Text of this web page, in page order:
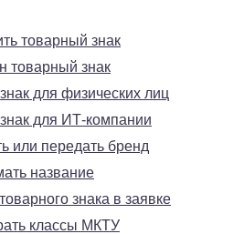
товарный знак
товарный знак
для физических лиц
для ИТ-компании
или передать бренд
название
знака в заявке
классы МКТУ